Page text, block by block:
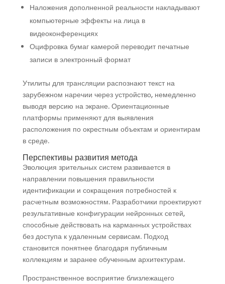
Наложения дополненной реальности накладывают
компьютерные эффекты на лица в
видеоконференциях
Оцифровка бумаг камерой переводит печатные
записи в электронный формат
Утилиты для трансляции распознают текст на
зарубежном наречии через устройство, немедленно
выводя версию на экране. Ориентационные
платформы применяют для выявления
расположения по окрестным объектам и ориентирам
в среде.
Перспективы развития метода
Эволюция зрительных систем развивается в
направлении повышения правильности
идентификации и сокращения потребностей к
расчетным возможностям. Разработчики проектируют
результативные конфигурации нейронных сетей,
способные действовать на карманных устройствах
без доступа к удаленным сервисам. Подход
становится понятнее благодаря публичным
коллекциям и заранее обученным архитектурам.
Пространственное восприятие близлежащего